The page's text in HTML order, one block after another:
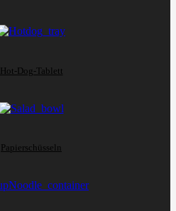
Hot-Dog-Tablett
Papierschüsseln